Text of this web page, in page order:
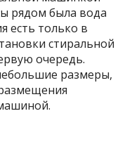
рядом была вода
есть только в
стиральной
очередь.
размеры,